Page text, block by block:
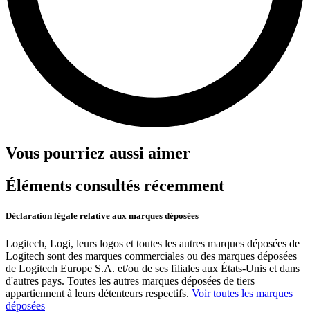
Vous pourriez aussi aimer
Éléments consultés récemment
Déclaration légale relative aux marques déposées
Logitech, Logi, leurs logos et toutes les autres marques déposées de
Logitech sont des marques commerciales ou des marques déposées
de Logitech Europe S.A. et/ou de ses filiales aux États-Unis et dans
d'autres pays. Toutes les autres marques déposées de tiers
appartiennent à leurs détenteurs respectifs. Voir toutes les marques
déposées